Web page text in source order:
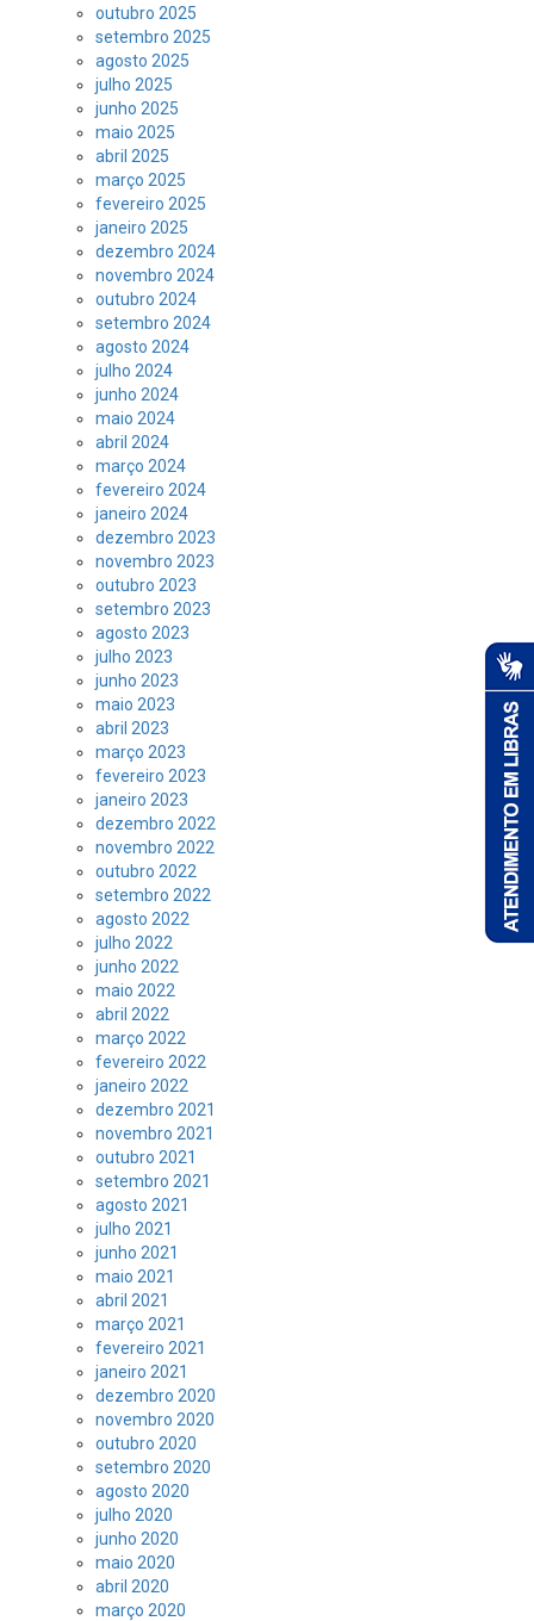
outubro 2025
setembro 2025
agosto 2025
julho 2025
junho 2025
maio 2025
abril 2025
março 2025
fevereiro 2025
janeiro 2025
dezembro 2024
novembro 2024
outubro 2024
setembro 2024
agosto 2024
julho 2024
junho 2024
maio 2024
abril 2024
março 2024
fevereiro 2024
janeiro 2024
dezembro 2023
novembro 2023
outubro 2023
setembro 2023
agosto 2023
julho 2023
junho 2023
maio 2023
abril 2023
março 2023
fevereiro 2023
janeiro 2023
dezembro 2022
novembro 2022
outubro 2022
setembro 2022
agosto 2022
julho 2022
junho 2022
maio 2022
abril 2022
março 2022
fevereiro 2022
janeiro 2022
dezembro 2021
novembro 2021
outubro 2021
setembro 2021
agosto 2021
julho 2021
junho 2021
maio 2021
abril 2021
março 2021
fevereiro 2021
janeiro 2021
dezembro 2020
novembro 2020
outubro 2020
setembro 2020
agosto 2020
julho 2020
junho 2020
maio 2020
abril 2020
março 2020